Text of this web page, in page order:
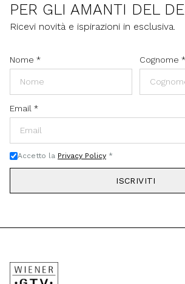
PER GLI AMANTI DEL
Ricevi novità e ispirazioni in esclusiva.
Nome * Cognome *
Email *
Accetto la Privacy Policy *
ISCRIVITI